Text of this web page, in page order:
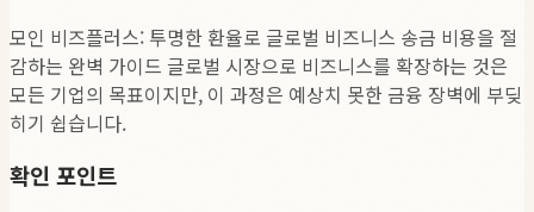
모인 비즈플러스: 투명한 환율로 글로벌 비즈니스 송금 비용을 절
감하는 완벽 가이드 글로벌 시장으로 비즈니스를 확장하는 것은
모든 기업의 목표이지만, 이 과정은 예상치 못한 금융 장벽에 부딪
히기 쉽습니다.
확인 포인트